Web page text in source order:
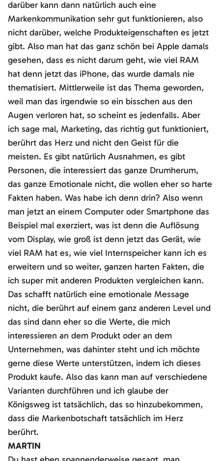
darüber kann dann natürlich auch eine
Markenkommunikation sehr gut funktionieren, also
nicht darüber, welche Produkteigenschaften es jetzt
gibt. Also man hat das ganz schön bei Apple damals
gesehen, dass es nicht darum geht, wie viel RAM
hat denn jetzt das iPhone, das wurde damals nie
thematisiert. Mittlerweile ist das Thema geworden,
weil man das irgendwie so ein bisschen aus den
Augen verloren hat, so scheint es jedenfalls. Aber
ich sage mal, Marketing, das richtig gut funktioniert,
berührt das Herz und nicht den Geist für die
meisten. Es gibt natürlich Ausnahmen, es gibt
Personen, die interessiert das ganze Drumherum,
das ganze Emotionale nicht, die wollen eher so harte
Fakten haben. Was habe ich denn drin? Also wenn
man jetzt an einem Computer oder Smartphone das
Beispiel mal exerziert, was ist denn die Auflösung
vom Display, wie groß ist denn jetzt das Gerät, wie
viel RAM hat es, wie viel Internspeicher kann ich es
erweitern und so weiter, ganzen harten Fakten, die
ich super mit anderen Produkten vergleichen kann.
Das schafft natürlich eine emotionale Message
nicht, die berührt auf einem ganz anderen Level und
das sind dann eher so die Werte, die mich
interessieren an dem Produkt oder an dem
Unternehmen, was dahinter steht und ich möchte
gerne diese Werte unterstützen, indem ich dieses
Produkt kaufe. Also das kann man auf verschiedene
Varianten durchführen und ich glaube der
Königsweg ist tatsächlich, das so hinzubekommen,
dass die Markenbotschaft tatsächlich im Herz
berührt.
MARTIN